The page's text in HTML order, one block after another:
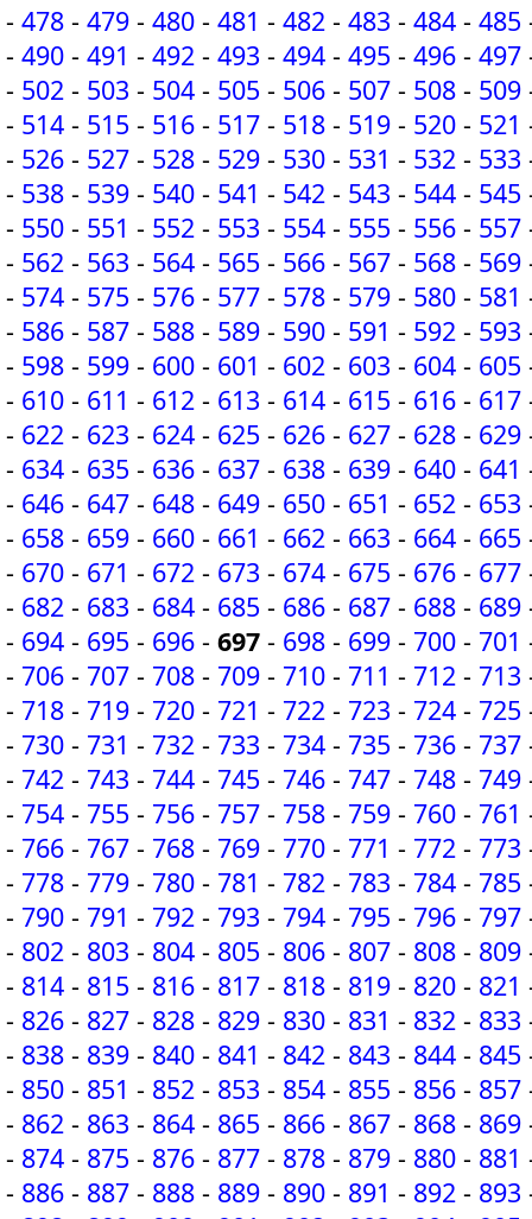
- 478 - 479 - 480 - 481 - 482 - 483 - 484 - 485
- 490 - 491 - 492 - 493 - 494 - 495 - 496 - 497
- 502 - 503 - 504 - 505 - 506 - 507 - 508 - 509
- 514 - 515 - 516 - 517 - 518 - 519 - 520 - 521
- 526 - 527 - 528 - 529 - 530 - 531 - 532 - 533
- 538 - 539 - 540 - 541 - 542 - 543 - 544 - 545
- 550 - 551 - 552 - 553 - 554 - 555 - 556 - 557
- 562 - 563 - 564 - 565 - 566 - 567 - 568 - 569
- 574 - 575 - 576 - 577 - 578 - 579 - 580 - 581
- 586 - 587 - 588 - 589 - 590 - 591 - 592 - 593
- 598 - 599 - 600 - 601 - 602 - 603 - 604 - 605
- 610 - 611 - 612 - 613 - 614 - 615 - 616 - 617
- 622 - 623 - 624 - 625 - 626 - 627 - 628 - 629
- 634 - 635 - 636 - 637 - 638 - 639 - 640 - 641
- 646 - 647 - 648 - 649 - 650 - 651 - 652 - 653
- 658 - 659 - 660 - 661 - 662 - 663 - 664 - 665
- 670 - 671 - 672 - 673 - 674 - 675 - 676 - 677
- 682 - 683 - 684 - 685 - 686 - 687 - 688 - 689
- 694 - 695 - 696 - 697 - 698 - 699 - 700 - 701
- 706 - 707 - 708 - 709 - 710 - 711 - 712 - 713
- 718 - 719 - 720 - 721 - 722 - 723 - 724 - 725
- 730 - 731 - 732 - 733 - 734 - 735 - 736 - 737
- 742 - 743 - 744 - 745 - 746 - 747 - 748 - 749
- 754 - 755 - 756 - 757 - 758 - 759 - 760 - 761
- 766 - 767 - 768 - 769 - 770 - 771 - 772 - 773
- 778 - 779 - 780 - 781 - 782 - 783 - 784 - 785
- 790 - 791 - 792 - 793 - 794 - 795 - 796 - 797
- 802 - 803 - 804 - 805 - 806 - 807 - 808 - 809
- 814 - 815 - 816 - 817 - 818 - 819 - 820 - 821
- 826 - 827 - 828 - 829 - 830 - 831 - 832 - 833
- 838 - 839 - 840 - 841 - 842 - 843 - 844 - 845
- 850 - 851 - 852 - 853 - 854 - 855 - 856 - 857
- 862 - 863 - 864 - 865 - 866 - 867 - 868 - 869
- 874 - 875 - 876 - 877 - 878 - 879 - 880 - 881
- 886 - 887 - 888 - 889 - 890 - 891 - 892 - 893